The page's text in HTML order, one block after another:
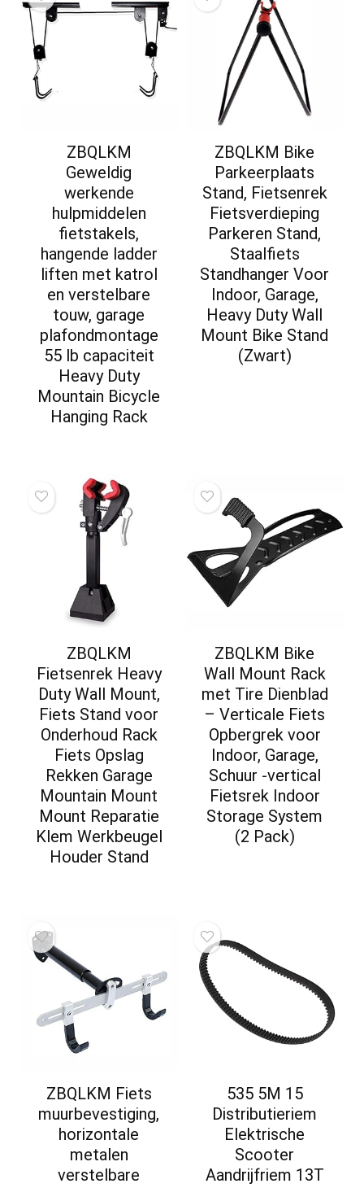
ZBQLKM
Geweldig
werkende
hulpmiddelen
fietstakels,
hangende ladder
liften met katrol
en verstelbare
touw, garage
plafondmontage
55 lb capaciteit
Heavy Duty
Mountain Bicycle
Hanging Rack
ZBQLKM Bike
Parkeerplaats
Stand, Fietsenrek
Fietsverdieping
Parkeren Stand,
Staalfiets
Standhanger Voor
Indoor, Garage,
Heavy Duty Wall
Mount Bike Stand
(Zwart)
ZBQLKM
Fietsenrek Heavy
Duty Wall Mount,
Fiets Stand voor
Onderhoud Rack
Fiets Opslag
Rekken Garage
Mountain Mount
Mount Reparatie
Klem Werkbeugel
Houder Stand
ZBQLKM Bike
Wall Mount Rack
met Tire Dienblad
– Verticale Fiets
Opbergrek voor
Indoor, Garage,
Schuur -vertical
Fietsrek Indoor
Storage System
(2 Pack)
ZBQLKM Fiets
muurbevestiging,
horizontale
metalen
verstelbare
535 5M 15
Distributieriem
Elektrische
Scooter
Aandrijfriem 13T